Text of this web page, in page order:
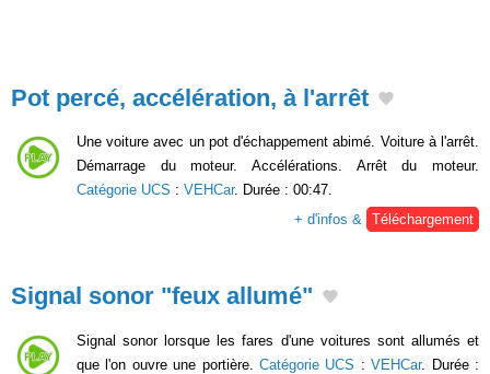
Pot percé, accélération, à l'arrêt
Une voiture avec un pot d'échappement abimé. Voiture à l'arrêt.
Démarrage du moteur. Accélérations. Arrêt du moteur.
Catégorie UCS : VEHCar. Durée : 00:47.
+ d'infos & Téléchargement
Signal sonor "feux allumé"
Signal sonor lorsque les fares d'une voitures sont allumés et
que l'on ouvre une portière. Catégorie UCS :VEHCar. Durée :